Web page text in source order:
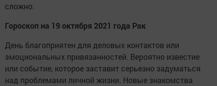
сложно.
Гороскоп на 19 октября 2021 года Рак
День благоприятен для деловых контактов или
эмоциональных привязанностей. Вероятно известие
или событие, которое заставит серьезно задуматься
над проблемами личной жизни. Новые знакомства